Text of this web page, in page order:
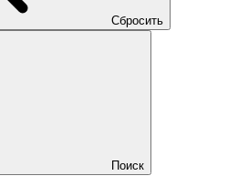
Сбросить
Поиск